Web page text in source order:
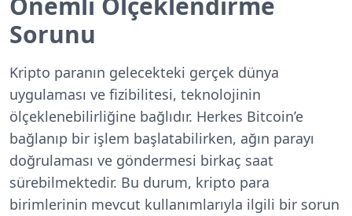
Sorunu
Kripto paranın gelecekteki gerçek dünya
uygulaması ve fizibilitesi, teknolojinin
ölçeklenebilirliğine bağlıdır. Herkes Bitcoin’e
bağlanıp bir işlem başlatabilirken, ağın parayı
doğrulaması ve göndermesi birkaç saat
sürebilmektedir. Bu durum, kripto para
birimlerinin mevcut kullanımlarıyla ilgili bir sorun